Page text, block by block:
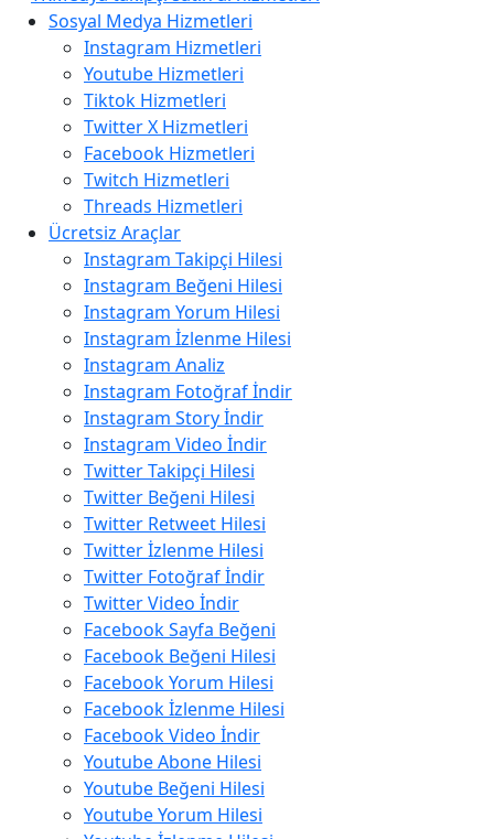
Sosyal Medya Hizmetleri
Instagram Hizmetleri
Youtube Hizmetleri
Tiktok Hizmetleri
Twitter X Hizmetleri
Facebook Hizmetleri
Twitch Hizmetleri
Threads Hizmetleri
Ücretsiz Araçlar
Instagram Takipçi Hilesi
Instagram Beğeni Hilesi
Instagram Yorum Hilesi
Instagram İzlenme Hilesi
Instagram Analiz
Instagram Fotoğraf İndir
Instagram Story İndir
Instagram Video İndir
Twitter Takipçi Hilesi
Twitter Beğeni Hilesi
Twitter Retweet Hilesi
Twitter İzlenme Hilesi
Twitter Fotoğraf İndir
Twitter Video İndir
Facebook Sayfa Beğeni
Facebook Beğeni Hilesi
Facebook Yorum Hilesi
Facebook İzlenme Hilesi
Facebook Video İndir
Youtube Abone Hilesi
Youtube Beğeni Hilesi
Youtube Yorum Hilesi